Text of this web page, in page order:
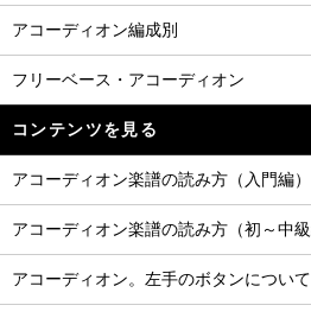
アコーディオン編成別
フリーベース・アコーディオン
コンテンツを見る
アコーディオン楽譜の読み方（入門編）
アコーディオン楽譜の読み方（初～中級
アコーディオン。左手のボタンについて